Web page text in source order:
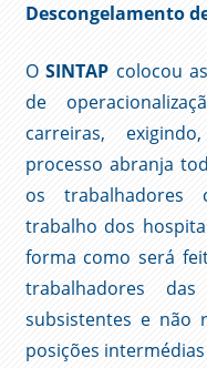
Descongelamento
OSINTAP colocou
de
carreiras,
processo abranja
os trabalhadores
trabalho dos
forma como será
trabalhadores
subsistentes e não
posições